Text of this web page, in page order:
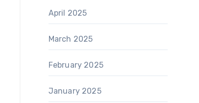
April 2025
March 2025
February 2025
January 2025